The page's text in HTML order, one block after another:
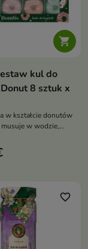

kul do
8 sztuk x
w kształcie donutów
w wodzie,
favorite_border